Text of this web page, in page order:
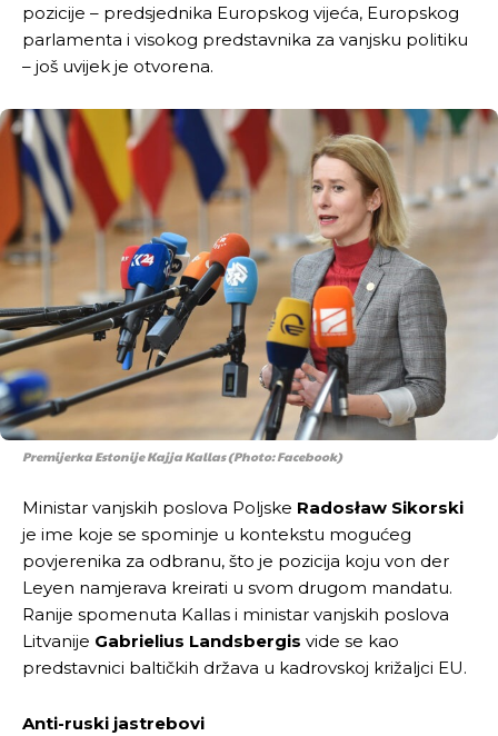
pozicije – predsjednika Europskog vijeća, Europskog
parlamenta i visokog predstavnika za vanjsku politiku
– još uvijek je otvorena.
Premijerka Estonije Kajja Kallas (Photo: Facebook)
Ministar vanjskih poslova Poljske Radosław Sikorski
je ime koje se spominje u kontekstu mogućeg
povjerenika za odbranu, što je pozicija koju von der
Leyen namjerava kreirati u svom drugom mandatu.
Ranije spomenuta Kallas i ministar vanjskih poslova
Litvanije Gabrielius Landsbergis vide se kao
predstavnici baltičkih država u kadrovskoj križaljci EU.
Anti-ruski jastrebovi